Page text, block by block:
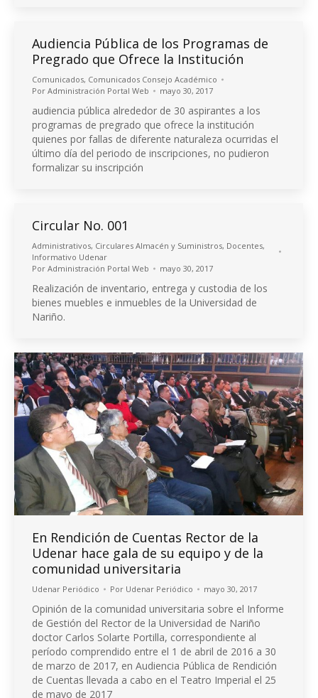
Audiencia Pública de los Programas de
Pregrado que Ofrece la Institución
Comunicados, Comunicados Consejo Académico
Por Administración Portal Web mayo 30, 2017
audiencia pública alrededor de 30 aspirantes a los
programas de pregrado que ofrece la institución
quienes por fallas de diferente naturaleza ocurridas el
último día del periodo de inscripciones, no pudieron
formalizar su inscripción
Circular No. 001
Administrativos, Circulares Almacén y Suministros, Docentes,
Informativo Udenar
Por Administración Portal Web mayo 30, 2017
Realización de inventario, entrega y custodia de los
bienes muebles e inmuebles de la Universidad de
Nariño.
En Rendición de Cuentas Rector de la
Udenar hace gala de su equipo y de la
comunidad universitaria
Udenar Periódico Por Udenar Periódico mayo 30, 2017
Opinión de la comunidad universitaria sobre el Informe
de Gestión del Rector de la Universidad de Nariño
doctor Carlos Solarte Portilla, correspondiente al
período comprendido entre el 1 de abril de 2016 a 30
de marzo de 2017, en Audiencia Pública de Rendición
de Cuentas llevada a cabo en el Teatro Imperial el 25
de mayo de 2017